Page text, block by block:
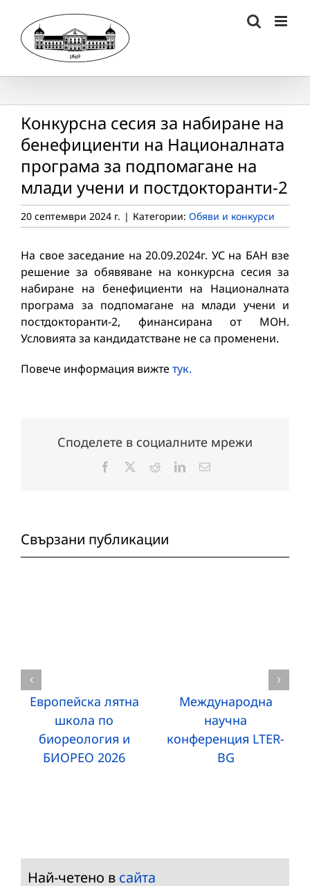
content
Конкурсна сесия за набиране на
бенефициенти на Националната
програма за подпомагане на
млади учени и постдокторанти-2
20 септември 2024 г. | Категории: Обяви и конкурси
На свое заседание на 20.09.2024г. УС на БАН взе
решение за обявяване на конкурсна сесия за
набиране на бенефициенти на Националната
програма за подпомагане на млади учени и
постдокторанти-2, финансирана от МОН.
Условията за кандидатстване не са променени.
Повече информация вижте тук.
Споделете в социалните мрежи
Facebook RedditLinkedInЕлектронна
Свързани публикации
Европейска лятна
школа по
биореология и
БИОРЕО 2026
Международна
научна
конференция LTER-
BG
Най-четено в сайта